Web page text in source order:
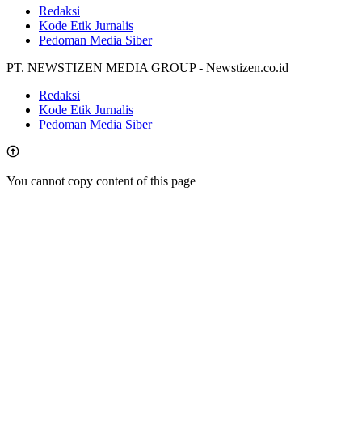
Redaksi
Kode Etik Jurnalis
Pedoman Media Siber
PT. NEWSTIZEN MEDIA GROUP - Newstizen.co.id
Redaksi
Kode Etik Jurnalis
Pedoman Media Siber
You cannot copy content of this page